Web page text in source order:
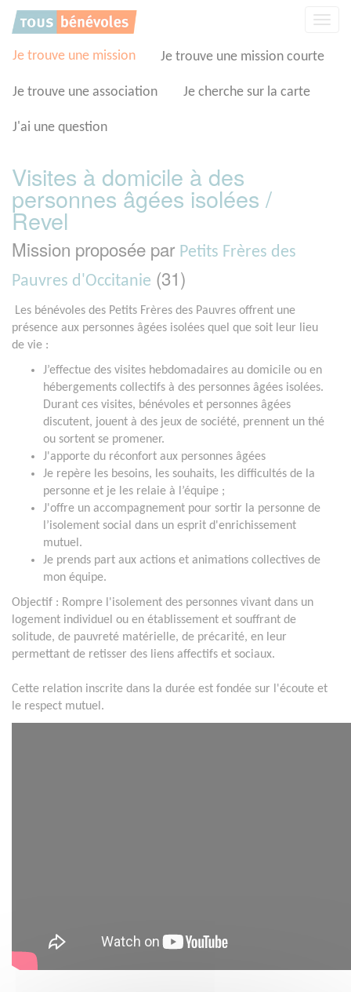
Je trouve une mission Je trouve une mission courte
Je trouve une association Je cherche sur la carte
J'ai une question
Visites à domicile à des
personnes âgées isolées /
Revel
Mission proposée par Petits Frères des
Pauvres d'Occitanie (31)
Les bénévoles des Petits Frères des Pauvres offrent une
présence aux personnes âgées isolées quel que soit leur lieu
de vie :
J’effectue des visites hebdomadaires au domicile ou en
hébergements collectifs à des personnes âgées isolées.
Durant ces visites, bénévoles et personnes âgées
discutent, jouent à des jeux de société, prennent un thé
ou sortent se promener.
J'apporte du réconfort aux personnes âgées
Je repère les besoins, les souhaits, les difficultés de la
personne et je les relaie à l’équipe ;
J'offre un accompagnement pour sortir la personne de
l’isolement social dans un esprit d'enrichissement
mutuel.
Je prends part aux actions et animations collectives de
mon équipe.
Objectif : Rompre l'isolement des personnes vivant dans un
logement individuel ou en établissement et souffrant de
solitude, de pauvreté matérielle, de précarité, en leur
permettant de retisser des liens affectifs et sociaux.
Cette relation inscrite dans la durée est fondée sur l'écoute et
le respect mutuel.
Panneau de gestion des cookies